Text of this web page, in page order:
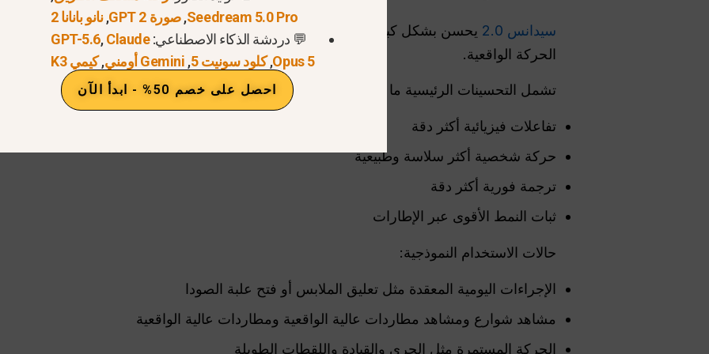
سيدانس 2.0
يحسن بشكل كبير فهمه للسلوك البدني والحركة الطبيعية. وينتج عن ذلك فيديوهات
الحركة الواقعية.
تشمل التحسينات الرئيسية ما يلي:
تفاعلات فيزيائية أكثر دقة
حركة شخصية أكثر سلاسة وطبيعية
ترجمة فورية أكثر دقة
ثبات النمط الأقوى عبر الإطارات
حالات الاستخدام النموذجية:
الإجراءات اليومية المعقدة مثل تعليق الملابس أو فتح علبة الصودا
مشاهد شوارع ومشاهد مطاردات عالية الواقعية ومطاردات عالية الواقعية
الحركة المستمرة مثل الجري والقيادة واللقطات الطويلة
Seedream 5.0 Pro
,صورة GPT 2 ,نانو بانانا 2
💬 دردشة الذكاء الاصطناعي:
GPT-5.6,Claude
Opus 5
,كلود سونيت 5 , Gemini أومني ,كيمي K3
احصل على خصم 50% - ابدأ الآن